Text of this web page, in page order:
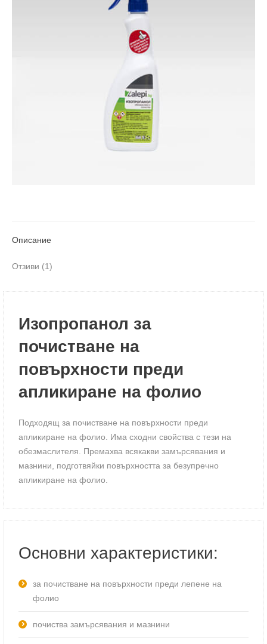
Описание
Отзиви (1)
Изопропанол за
почистване на
повърхности преди
апликиране на фолио
Подходящ за почистване на повърхности преди
апликиране на фолио. Има сходни свойства с тези на
обезмаслителя. Премахва всякакви замърсявания и
мазнини, подготвяйки повърхността за безупречно
апликиране на фолио.
Основни характеристики:
за почистване на повърхности преди лепене на
фолио
почиства замърсявания и мазнини